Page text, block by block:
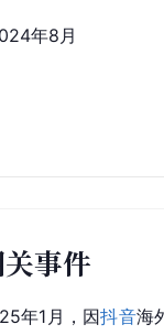
年8月
事件
年1月，因抖音海